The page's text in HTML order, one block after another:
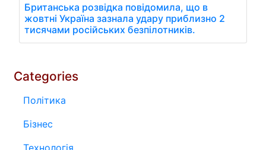
Британська розвідка повідомила, що в
жовтні Україна зазнала удару приблизно 2
тисячами російських безпілотників.
Categories
Політика
Бізнес
Технологія